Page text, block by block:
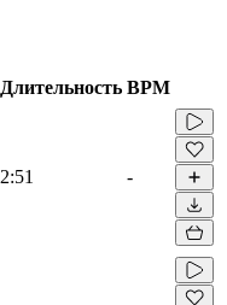
Длительность BPM
2:51 -